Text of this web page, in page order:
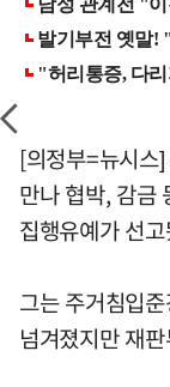
[의정부=뉴시스
만나 협박, 감금
집행유예가 선
그는 주거침입
넘겨졌지만 재